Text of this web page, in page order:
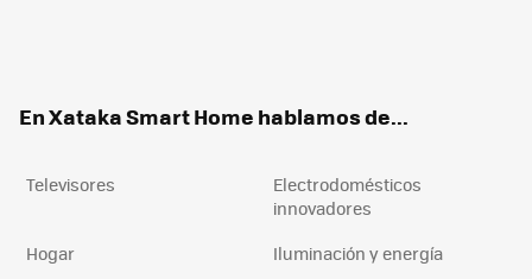
En Xataka Smart Home hablamos de...
Televisores
Electrodomésticos
innovadores
Hogar
Iluminación y energía